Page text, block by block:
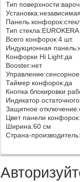
Тип
Панель
Тип
Всего конфорок:4 шт.
Индукционная
Конфорки Hi Light:да
Booster:нет
Таймер конфорок:да
Кнопка блокировки
Индикатор
Защитное
Цвет панели
Ширина:60 см
Страна-